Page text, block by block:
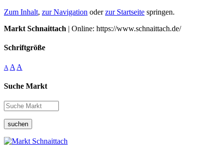
Zum Inhalt, zur Navigation oderzur Startseite springen.
Markt Schnaittach | Online: https://www.schnaittach.de/
Schriftgröße
A A A
Suche Markt
suchen